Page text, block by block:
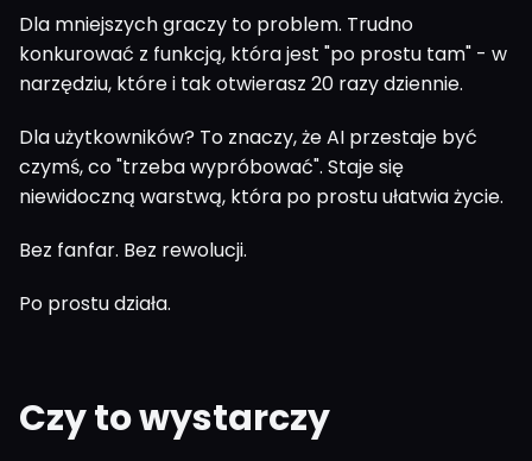
Dla mniejszych graczy to problem. Trudno
konkurować z funkcją, która jest "po prostu tam" - w
narzędziu, które i tak otwierasz 20 razy dziennie.
Dla użytkowników? To znaczy, że AI przestaje być
czymś, co "trzeba wypróbować". Staje się
niewidoczną warstwą, która po prostu ułatwia życie.
Bez fanfar. Bez rewolucji.
Po prostu działa.
Czy to wystarczy